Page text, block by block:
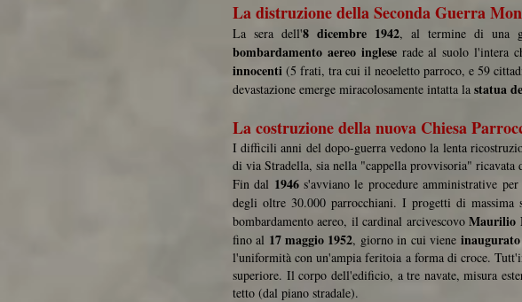
La distruzione della Seconda Guerra
La sera dell'8 dicembre 1942, al termine di una
bombardamento aereo ingleserade al suolo l'intera
innocenti (5 frati, tra cui il neoeletto parroco, e 59
devastazione emerge miracolosamente intatta la statua
La costruzione della nuova Chiesa
I difficili anni del dopo-guerra vedono la lenta
di via Stradella, sia nella "cappella provvisoria" ricavata
Fin dal 1946s'avviano le procedure amministrative per
degli oltre 30.000 parrocchiani. I progetti di massima
bombardamento aereo, il cardinal arcivescovoMaurilio
fino al 17 maggio 1952, giorno in cui viene
l'uniformità con un'ampia feritoia a forma di croce.
superiore. Il corpo dell'edificio, a tre navate, misura
tetto (dal piano stradale).